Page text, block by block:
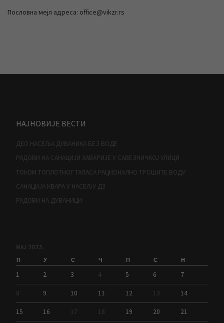
Пословна мејл адреса: office@vikzr.rs
НАЈНОВИЈЕ ВЕСТИ
ДЕО НАСЕЉА ДУВАНИКА БЕЗ ВОДЕ
РАДОВИ НА САНАЦИЈИ ХАВАРИЈЕ У САВЕЗНИЧКОЈ УЛИЦИ
ТОКОМ ТОПЛОТНОГ ТАЛАСА РАЦИОНАЛНО ТРОШИТЕ ВОДУ
САНАЦИЈА КВАРА У НАСЕЉУ Д3
РАДОВИ НА ДУВАНИЦИ
МАЈ 2023.
П У С Ч П С Н
1 2 3 4 5 6 7
8 9 10 11 12 13 14
15 16 17 18 19 20 21